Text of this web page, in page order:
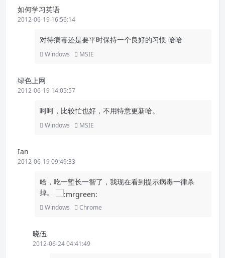
如何学习英语
2012-06-19 16:56:14
对待病毒还是要平时保持一个良好的习惯 哈哈
Windows MSIE
绿色上网
2012-06-19 14:05:57
呵呵，比较忙也好，不用特意更新哈。
Windows MSIE
Ian
2012-06-19 09:49:33
哈，吃一堑长一智了，我现在看到提示病毒一律杀
掉。
Windows Chrome
晓伍
2012-06-24 04:41:49